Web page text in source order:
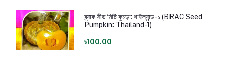
ব্র্যাক সীড মিষ্টি কুমড়া: থাইল্যান্ড-১ (BRAC Seed
Pumpkin: Thailand-1)
৳100.00